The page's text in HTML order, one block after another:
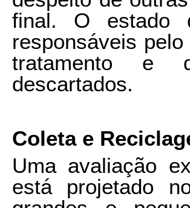
final. O estado
responsáveis
tratamento e
descartados.
Coleta e
Uma avaliação
está projetado